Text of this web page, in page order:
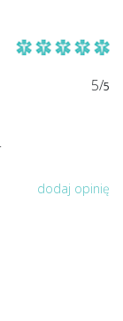
5/5
dodaj opinię